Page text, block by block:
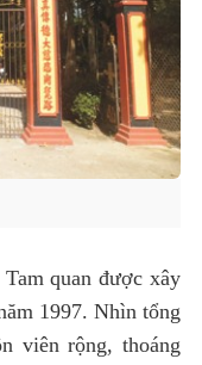
quan được xây
1997. Nhìn tổng
viên rộng, thoáng